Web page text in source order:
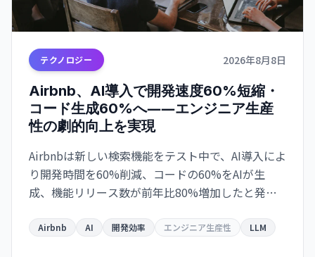
テクノロジー 2026年8月8日
Airbnb、AI導入で開発速度60%短縮・
コード生成60%へ――エンジニア生産
性の劇的向上を実現
Airbnbは新しい検索機能をテスト中で、AI導入によ
り開発時間を60%削減、コードの60%をAIが生
成、機能リリース数が前年比80%増加したと発表
Airbnb AI 開発効率 エンジニア生産性 LLM